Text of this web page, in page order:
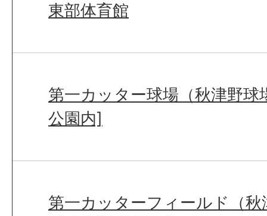
東部体育館
第一カッター球場（秋津野球
公園内]
第一カッターフィールド（